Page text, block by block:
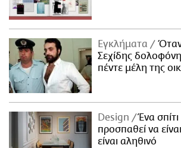
Εγκλήματα
Όταν
Σεχίδης
πέντε μέλη της
Design
Ένα
προσπαθεί να
είναι αληθινό